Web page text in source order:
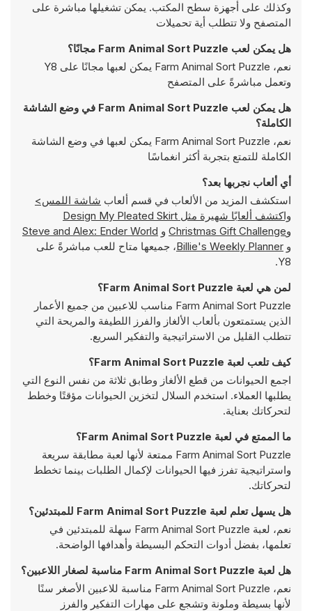
وكذلك على أجهزة سطح المكتب. يمكن تشغيلها مباشرة على
المتصفح ولا تتطلب أية تحميلات
هل يمكن لعب Farm Animal Sort Puzzle مجانًا؟
نعم، Farm Animal Sort Puzzle يمكن لعبها مجانًا على Y8
وتعمل مباشرةً على المتصفح
هل يمكن لعب Farm Animal Sort Puzzle في وضع الشاشة
الكاملة؟
نعم، Farm Animal Sort Puzzle يمكن لعبها في وضع الشاشة
الكاملة للتمتع بتجربة أكثر انغماسًا
أي ألعاب نجربها بعد؟
استكشف المزيد من الألعاب في قسم ألعاب شاشة اللمس>
واكتشف ألعابًا شهيرة مثل Design My Pleated Skirt
وChristmas Gift Challenge و Steve and Alex: Ender World
و Billie's Weekly Planner، جميعها متاح للعب مباشرةً على
Y8.
لمن هي لعبة Farm Animal Sort Puzzle؟
Farm Animal Sort Puzzle مناسب للاعبين من جميع الأعمار
الذين يستمتعون بألعاب الألغاز والفرز اللطيفة والمريحة التي
تتطلب القليل من الاستراتيجية والتفكير السريع.
كيف تلعب لعبة Farm Animal Sort Puzzle؟
اجمع الحيوانات من قطع الألغاز وطابق ثلاثة من نفس النوع التي
يطلبها العملاء. استخدم السلال لتخزين الحيوانات مؤقتًا وخطط
لتحركاتك بعناية.
ما الممتع في لعبة Farm Animal Sort Puzzle؟
Farm Animal Sort Puzzle ممتعة لأنها لعبة مطابقة سريعة
واستراتيجية تفرز فيها الحيوانات لإكمال الطلبات بينما تخطط
لتحركاتك.
هل يسهل تعلم لعبة Farm Animal Sort Puzzle للمبتدئين؟
نعم، لعبة Farm Animal Sort Puzzle سهلة للمبتدئين في
تعلمها، بفضل أدوات التحكم البسيطة وأهدافها الواضحة.
هل لعبة Farm Animal Sort Puzzle مناسبة لصغار اللاعبين؟
نعم، Farm Animal Sort Puzzle مناسبة للاعبين الأصغر سنًا
لأنها بسيطة وملونة وتشجع على مهارات التفكير والفرز